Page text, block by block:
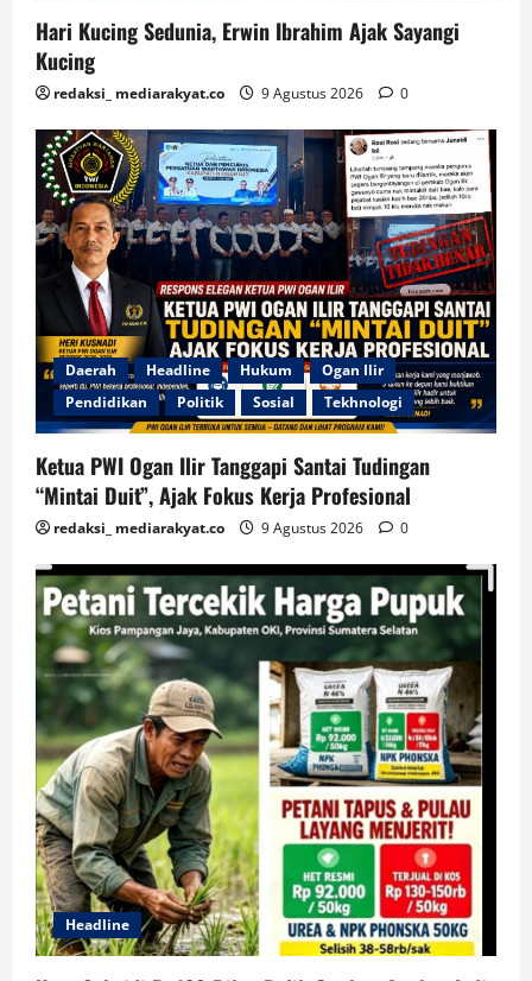
Hari Kucing Sedunia, Erwin Ibrahim Ajak Sayangi
Kucing
redaksi_ mediarakyat.co 9 Agustus 2026 0
Daerah Headline Hukum
Ogan Ilir
Pendidikan
Politik Sosial Tekhnologi
Ketua PWI Ogan Ilir Tanggapi Santai Tudingan
“Mintai Duit”, Ajak Fokus Kerja Profesional
redaksi_ mediarakyat.co 9 Agustus 2026 0
Headline